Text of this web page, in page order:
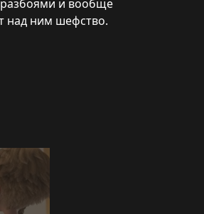
разбоями и вообще
над ним шефство.